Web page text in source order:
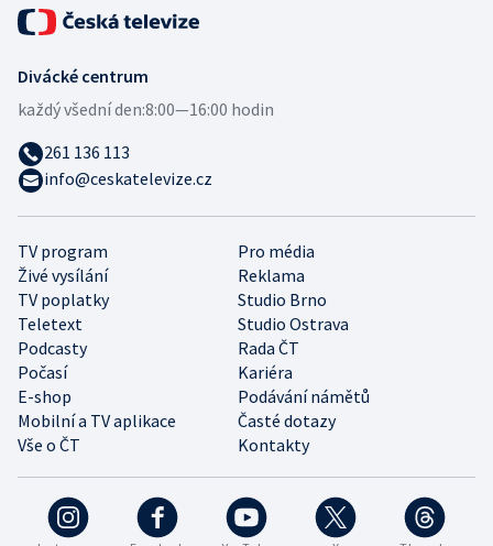
TV program
Pro média
Živé vysílání
Reklama
TV poplatky
Studio Brno
Teletext
Studio Ostrava
Podcasty
Rada ČT
Počasí
Kariéra
E-shop
Podávání námětů
Mobilní a TV aplikace
Časté dotazy
Vše o ČT
Kontakty
Divácké centrum
každý všední den:8:00—16:00 hodin
261 136 113
info@ceskatelevize.cz